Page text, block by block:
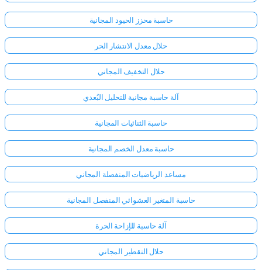
حاسبة محزز الحيود المجانية
حلال معدل الانتشار الحر
حلال التخفيف المجاني
آلة حاسبة مجانية للتحليل البُعدي
حاسبة الثنائيات المجانية
حاسبة معدل الخصم المجانية
مساعد الرياضيات المنفصلة المجاني
حاسبة المتغير العشوائي المنفصل المجانية
آلة حاسبة للإزاحة الحرة
حلال التقطير المجاني